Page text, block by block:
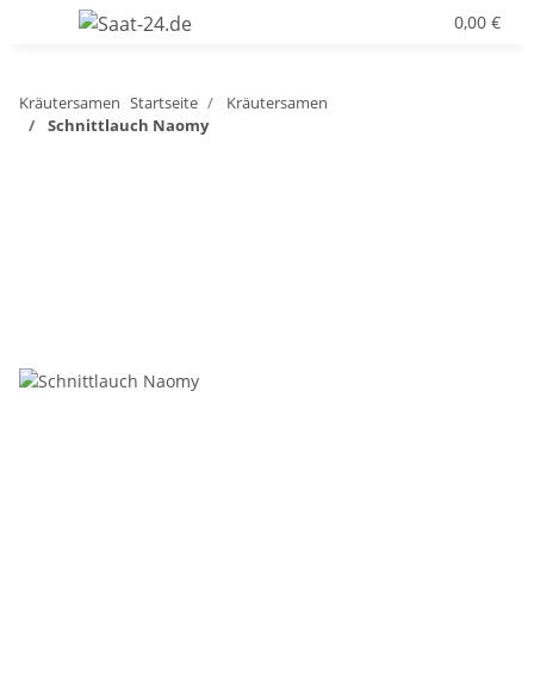
0,00 €
Kräutersamen Startseite
Kräutersamen
Schnittlauch Naomy